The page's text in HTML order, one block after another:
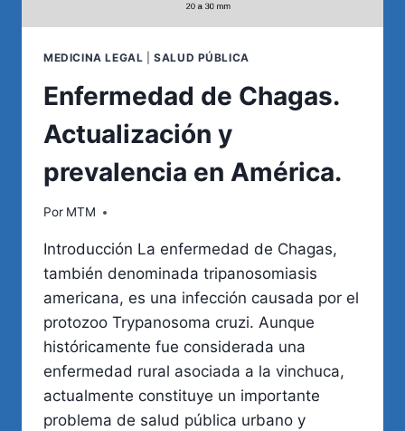
MEDICINA LEGAL |SALUD PÚBLICA
Enfermedad de Chagas.
Actualización y
prevalencia en América.
Por MTM
Introducción La enfermedad de Chagas,
también denominada tripanosomiasis
americana, es una infección causada por el
protozoo Trypanosoma cruzi. Aunque
históricamente fue considerada una
enfermedad rural asociada a la vinchuca,
actualmente constituye un importante
problema de salud pública urbano y